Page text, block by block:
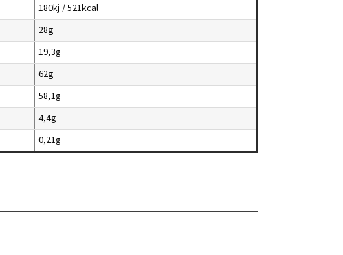
180kj / 521kcal
28g
19,3g
62g
58,1g
4,4g
0,21g